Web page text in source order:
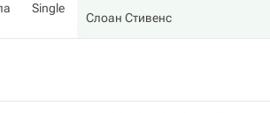
Single
Слоан Стивенс